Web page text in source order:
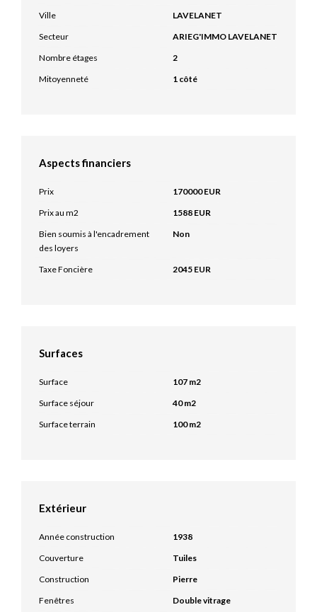
Ville
LAVELANET
Secteur
ARIEG'IMMO LAVELANET
Nombre étages
2
Mitoyenneté
1 côté
Aspects financiers
Prix
170000 EUR
Prix au m2
1588 EUR
Bien soumis à l'encadrement
des loyers
Non
Taxe Foncière 2045 EUR
Surfaces
Surface
107 m2
Surface séjour
40 m2
Surface terrain
100 m2
Extérieur
Année construction
1938
Couverture
Tuiles
Construction
Pierre
Fenêtres
Double vitrage